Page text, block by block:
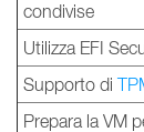
condivise
Utilizza EFI
Supporto di
Prepara la VM